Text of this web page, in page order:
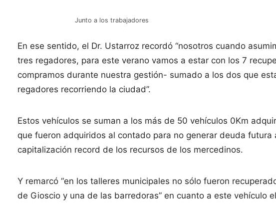
Junto a los trabajadores
En ese sentido, el Dr. Ustarroz recordó “nosotros cuando
tres regadores, para este verano vamos a estar con los 7
compramos durante nuestra gestión- sumado a los dos que
regadores recorriendo la ciudad”.
Estos vehículos se suman a los más de 50 vehículos 0Km
que fueron adquiridos al contado para no generar deuda futura
capitalización record de los recursos de los mercedinos.
Y remarcó “en los talleres municipales no sólo fueron
de Gioscio y una de las barredoras” en cuanto a este vehículo